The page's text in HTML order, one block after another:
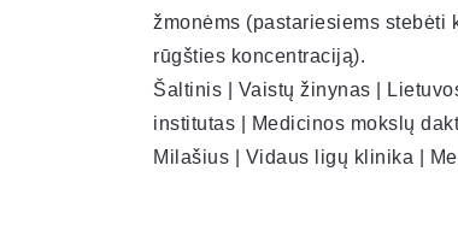
žmonėms (pastariesiems stebėti
rūgšties koncentraciją).
Šaltinis | Vaistų žinynas |
institutas | Medicinos mokslų
Milašius | Vidaus ligų klinika |